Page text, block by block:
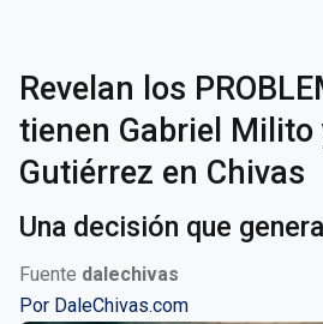
Revelan los
tienen Gabriel Milito
Gutiérrez en Chivas
Una decisión que
Fuente dalechivas
Por DaleChivas.com